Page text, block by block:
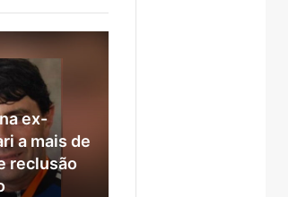
ex-
a mais de
reclusão